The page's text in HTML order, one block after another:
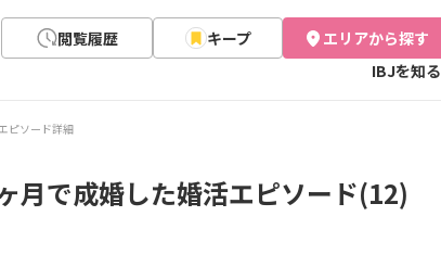
閲覧履歴 キープ エリアから探す
IBJを知る
ピソード詳細
月で成婚した婚活エピソード(12)